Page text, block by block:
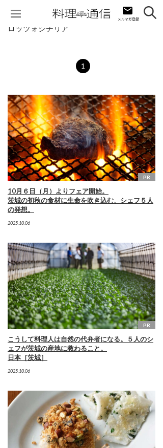
ロッツォシチリア
1
PR
10月６日（月）よりフェア開始。
茨城の初秋の食材に生命を吹き込む、シェフ５人
の発想。
2025.10.06
PR
こうして料理人は自然の代弁者になる。５人のシ
ェフが茨城の産地に教わること。
日本［茨城］
2025.10.06